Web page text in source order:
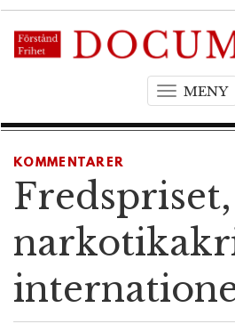
MENYT
g
a
i
g
KOMMENTARER
Fredspriset,